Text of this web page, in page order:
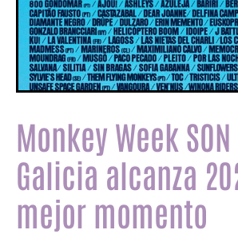
Monkey Week
Galicia alcanza
mejor momento